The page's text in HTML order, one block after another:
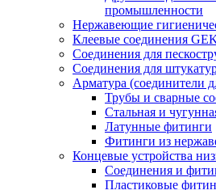
промышленности
Нержавеющие
Клеевые соединения
Соединения для
Cоединения для
Арматура (соединители
Трубы и сварные
Стальная и
Латунные фитинги
Фитинги из
Концевые устройства
Соединения и
Пластиковые